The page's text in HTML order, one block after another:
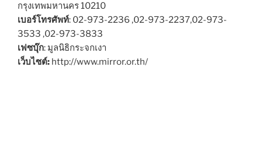
กรุงเทพมหานคร 10210
เบอร์โทรศัพท์: 02-973-2236 ,02-973-2237,02-973-
3533 ,02-973-3833
เฟซบุ๊ก: มูลนิธิกระจกเงา
เว็บไซต์: http://www.mirror.or.th/